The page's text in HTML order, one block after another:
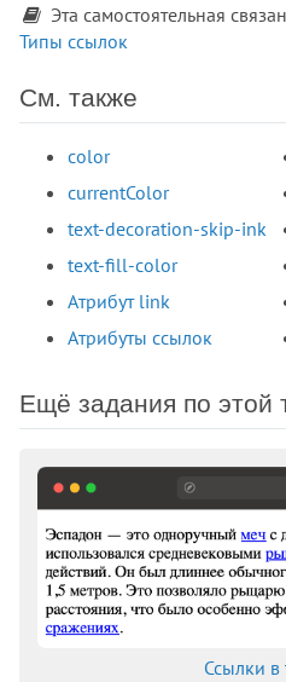
Эта самостоятельная
Типы ссылок
См. также
color
currentColor
text-decoration-skip-ink
text-fill-color
Атрибут link
Атрибуты ссылок
Ещё задания по этой
Ссылки в